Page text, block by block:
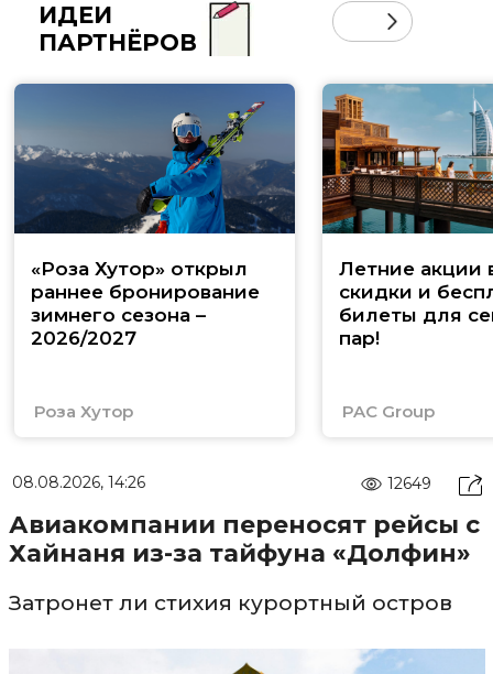
ИДЕИ
ПАРТНЁРОВ
«Роза Хутор» открыл
раннее бронирование
зимнего сезона –
2026/2027
Роза Хутор
Летние акции
скидки и
билеты для
пар!
PAC Group
08.08.2026, 14:26 12649
Авиакомпании переносят рейсы с
Хайнаня из-за тайфуна «Долфин»
Затронет ли стихия курортный остров